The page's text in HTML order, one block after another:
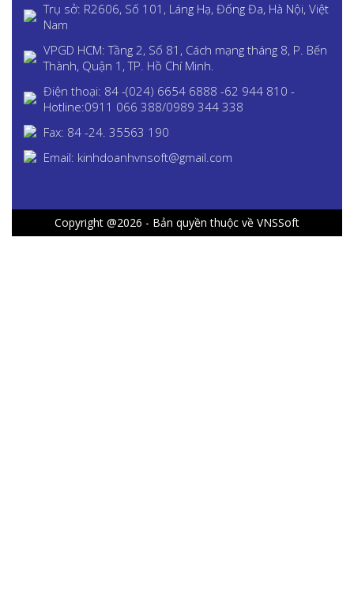
Trụ sở: R2606, Số 101, Láng Hạ, Đống Đa, Hà Nội, Việt
Nam
VPGD HCM: Tầng 2, Số 81, Cách mạng tháng 8, P. Bến
Thành, Quận 1, TP. Hồ Chí Minh.
Điện thoại: 84 -(024) 6654 6888 -62 944 810 -
Hotline:0911 066 388/0989 344 338
Fax: 84 -24. 35563 190
Email: kinhdoanhvnsoft@gmail.com
Copyright @2026 - Bản quyền thuộc về VNSSoft